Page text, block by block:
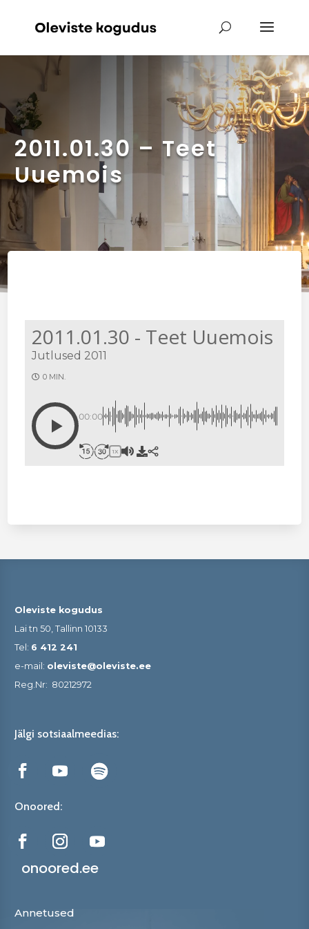
2011.01.30 – Teet
Uuemois
2011.01.30 - Teet Uuemois
Jutlused 2011
0 MIN.
00:00
1X
Oleviste kogudus
Lai tn 50, Tallinn 10133
Tel: 6 412 241
e-mail: oleviste@oleviste.ee
Reg.Nr: 80212972
Jälgi sotsiaalmeedias:
Onoored:
onoored.ee
Annetused